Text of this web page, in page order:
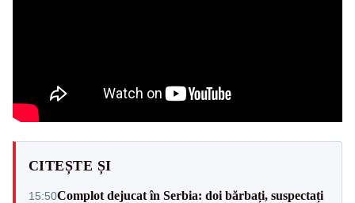
CITEȘTE ȘI
15:50Complot dejucat în Serbia: doi bărbați, suspectați